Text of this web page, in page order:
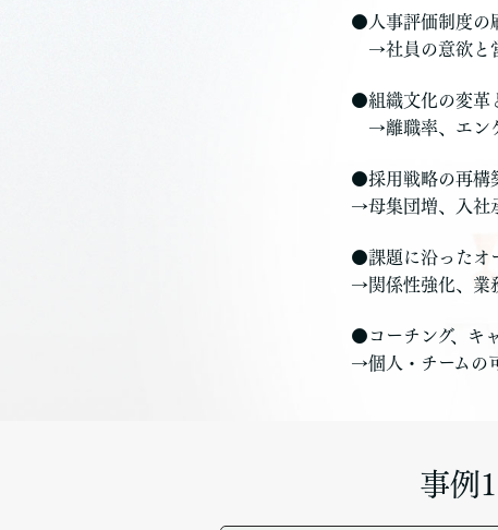
●人事評価制度の
→社員の意欲と
●組織文化の変革
→離職率、エン
●採用戦略の再構
→母集団増、入社
●課題に沿ったオ
→関係性強化、業
●コーチング、キ
→個人・チームの
事例